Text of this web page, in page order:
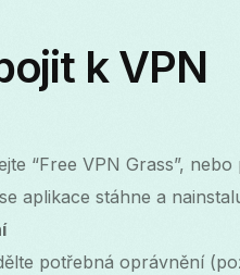
k VPN
“Free VPN Grass”,
aplikace stáhne a
potřebná oprávnění